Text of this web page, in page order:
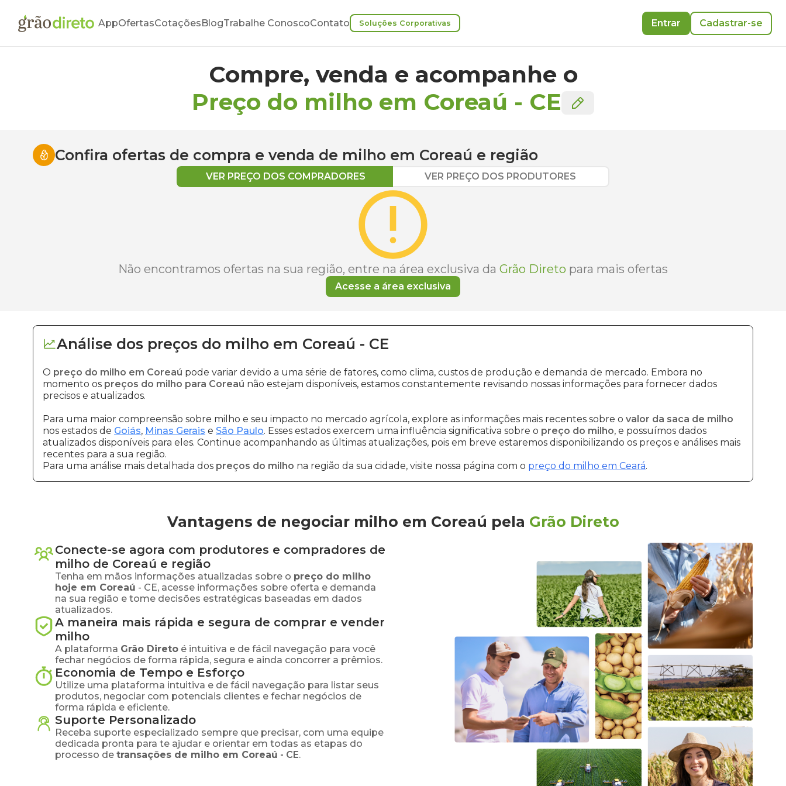
AppOfertasCotaçõesBlogTrabalhe ConoscoContato Soluções Corporativas Entrar Cadastrar-se
Compre, venda e acompanhe o
Preço do milho em Coreaú - CE
Confira ofertas de compra e venda de milho em Coreaú e região
VER PREÇO DOS COMPRADORES VER PREÇO DOS PRODUTORES
Não encontramos ofertas na sua região, entre na área exclusiva da Grão Direto para mais ofertas
Acesse a área exclusiva
Análise dos preços do milho em Coreaú - CE
O preço do milho em Coreaú pode variar devido a uma série de fatores, como clima, custos de produção e demanda de mercado. Embora no
momento os preços do milho para Coreaú não estejam disponíveis, estamos constantemente revisando nossas informações para fornecer dados
precisos e atualizados.
Para uma maior compreensão sobre milho e seu impacto no mercado agrícola, explore as informações mais recentes sobre o valor da saca de milho
nos estados de Goiás, Minas Gerais e São Paulo. Esses estados exercem uma influência significativa sobre o preço do milho, e possuímos dados
atualizados disponíveis para eles. Continue acompanhando as últimas atualizações, pois em breve estaremos disponibilizando os preços e análises mais
recentes para a sua região.
Para uma análise mais detalhada dos preços do milho na região da sua cidade, visite nossa página com o preço do milho em Ceará.
Vantagens de negociar milho em Coreaú pela Grão Direto
Conecte-se agora com produtores e compradores de
milho de Coreaú e região
Tenha em mãos informações atualizadas sobre o preço do milho
hoje em Coreaú - CE, acesse informações sobre oferta e demanda
na sua região e tome decisões estratégicas baseadas em dados
atualizados.
A maneira mais rápida e segura de comprar e vender
milho
A plataforma Grão Direto é intuitiva e de fácil navegação para você
fechar negócios de forma rápida, segura e ainda concorrer a prêmios.
Economia de Tempo e Esforço
Utilize uma plataforma intuitiva e de fácil navegação para listar seus
produtos, negociar com potenciais clientes e fechar negócios de
forma rápida e eficiente.
Suporte Personalizado
Receba suporte especializado sempre que precisar, com uma equipe
dedicada pronta para te ajudar e orientar em todas as etapas do
processo de transações de milho em Coreaú - CE.